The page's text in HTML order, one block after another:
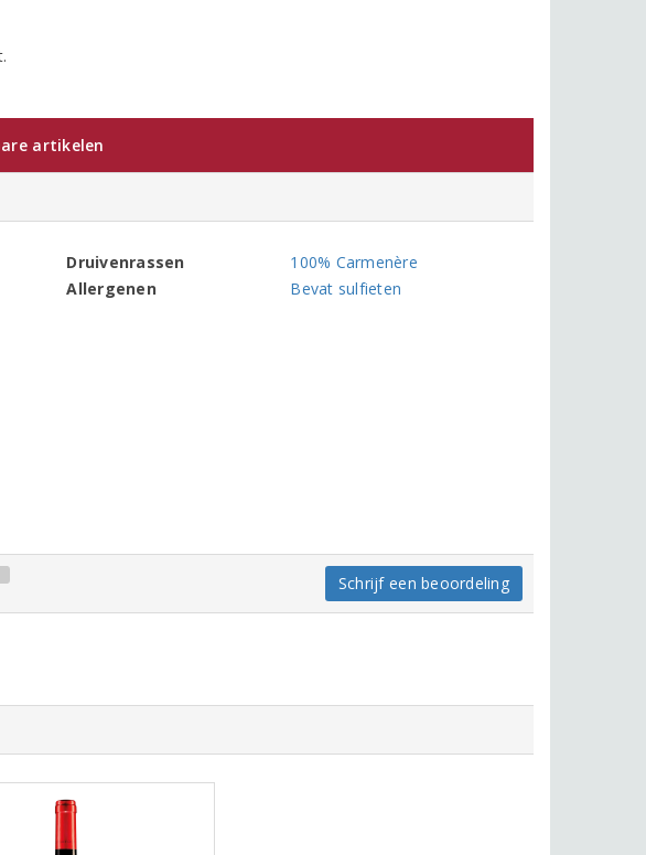
artikelen
Druivenrassen
100% Carmenère
Allergenen
Bevat sulfieten
Schrijf een beoordeling